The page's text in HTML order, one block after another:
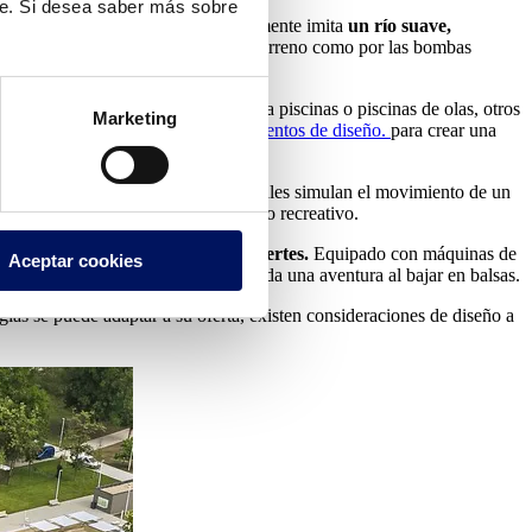
Si desea saber más sobre
Marketing
Aceptar cookies
como para adultos. Normalmente imita un río suave,
por la pendiente natural del terreno como por las bombas
. Si bien algunos están conectados a piscinas o piscinas de olas, otros
plantas
, iluminación y otros elementos de diseño. para crear una
supera los 3,0 metros, estos canales simulan el movimiento de un
para mayor ejercicio y beneficio recreativo.
los amantes de las emociones fuertes. Equipado con máquinas de
de un río lento, lo que crea toda una aventura al bajar en balsas.
se puede adaptar a su oferta, existen consideraciones de diseño a